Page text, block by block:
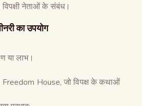
नेताओं के संबंध।
का उपयोग
या लाभ।
Freedom House, जो विपक्ष के कथाओं